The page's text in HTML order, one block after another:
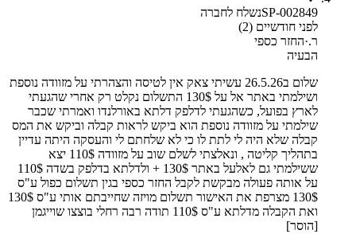
SP-002849נשלח לחברה
לפני חודשיים (2)
ר.·החזר כספי
הבעיה
שלום ב26.5.26 עשיתי צאק אין לטיסה והצהרתי על מזוודה נוספת
ושילמתי באתר אל על 130$ התשלום נקלט רק אחרי שהגעתי
לארץ בפועל, כשהגעתי לדלפק דלתא באורלנדו ואמרתי שכבר
שילמתי על מזוודה נוספת הוא ביקש לראות קבלה וביקש את המס
קבלה שלא היה לי לתת לו כי לא שלחתם לי והעסקה היתה עדיין
בתהליך קליטה , ונאלצתי לשלם שוב על מזוודה 110$ יצא
ששילמתי גם לאלעל באתר 130$ + ולדלתא בדלפק בשדה 110$
על אותה פעולה מבקשת לקבל החזר כספי בגין תשלום כפול ע"ס
130$ מצרפת את האישור תשלום מויזה שחייבתם אותי ע"ס 130$
ואת הקבלה מדלתא ע"ס 110$ תודה רבה רחלי בוצצו שוייגמן
[הוסר]